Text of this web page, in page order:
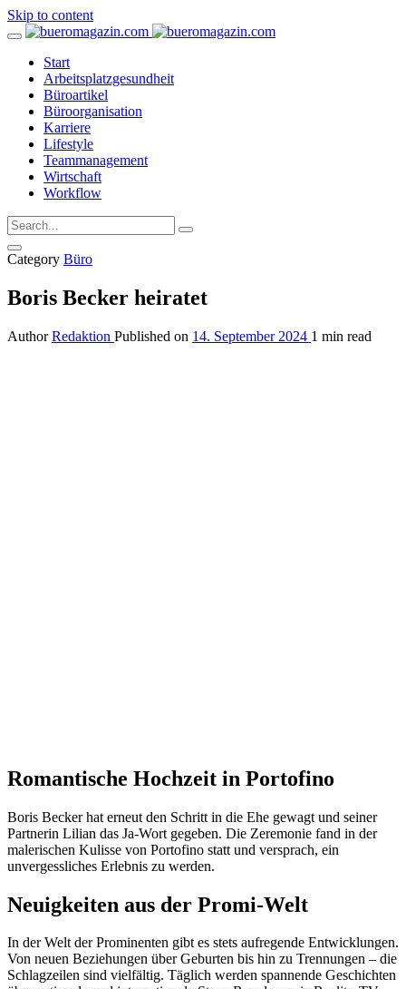
Skip to content
Start
Arbeitsplatzgesundheit
Büroartikel
Büroorganisation
Karriere
Lifestyle
Teammanagement
Wirtschaft
Workflow
Category Büro
Boris Becker heiratet
Author Redaktion Published on 14. September 2024 1 min read
Romantische Hochzeit in Portofino
Boris Becker hat erneut den Schritt in die Ehe gewagt und seiner
Partnerin Lilian das Ja-Wort gegeben. Die Zeremonie fand in der
malerischen Kulisse von Portofino statt und versprach, ein
unvergessliches Erlebnis zu werden.
Neuigkeiten aus der Promi-Welt
In der Welt der Prominenten gibt es stets aufregende Entwicklungen.
Von neuen Beziehungen über Geburten bis hin zu Trennungen – die
Schlagzeilen sind vielfältig. Täglich werden spannende Geschichten